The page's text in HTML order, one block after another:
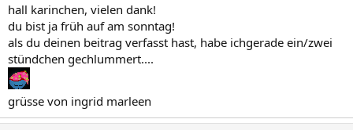
hall karinchen, vielen dank!
du bist ja früh auf am sonntag!
als du deinen beitrag verfasst hast, habe ichgerade ein/zwei
stündchen gechlummert....
grüsse von ingrid marleen